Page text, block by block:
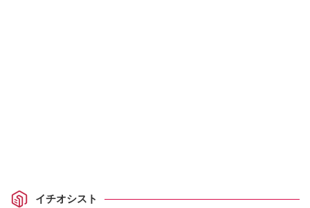
イチオシスト